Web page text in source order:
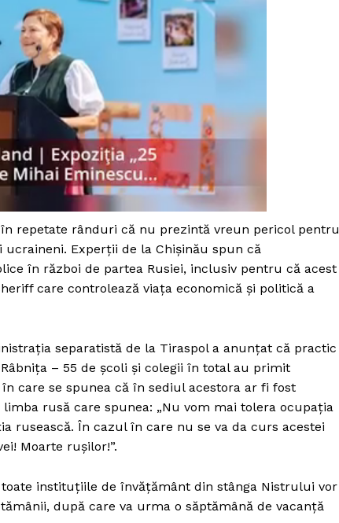
PRESShub
Despre noi / Echipa
Proiecte editoriale
repetate rânduri că nu prezintă vreun pericol pentru
Experții de la Chişinău spun că
în război de partea Rusiei, inclusiv pentru că acest
care controlează viața economică și politică a
separatistă de la Tiraspol a anunțat că practic
– 55 de școli și colegii în total au primit
care se spunea că în sediul acestora ar fi fost
rusă care spunea: „Nu vom mai tolera ocupația
rusească. În cazul în care nu se va da curs acestei
Moarte rușilor!”.
instituțiile de învățământ din stânga Nistrului vor
după care va urma o săptămână de vacanță